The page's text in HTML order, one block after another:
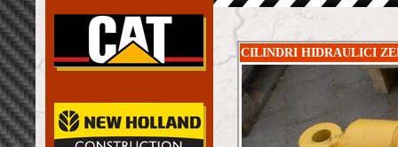
CILINDRI HIDRAULICI